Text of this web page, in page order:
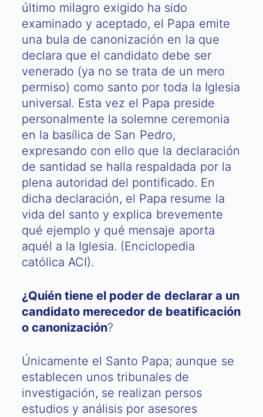
último milagro exigido ha sido
examinado y aceptado, el Papa emite
una bula de canonización en la que
declara que el candidato debe ser
venerado (ya no se trata de un mero
permiso) como santo por toda la Iglesia
universal. Esta vez el Papa preside
personalmente la solemne ceremonia
en la basílica de San Pedro,
expresando con ello que la declaración
de santidad se halla respaldada por la
plena autoridad del pontificado. En
dicha declaración, el Papa resume la
vida del santo y explica brevemente
qué ejemplo y qué mensaje aporta
aquél a la Iglesia. (Enciclopedia
católica ACI).
¿Quién tiene el poder de declarar a un
candidato merecedor de beatificación
o canonización?
Únicamente el Santo Papa; aunque se
establecen unos tribunales de
investigación, se realizan persos
estudios y análisis por asesores